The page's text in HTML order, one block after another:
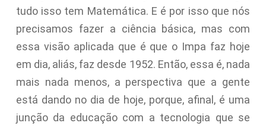
tudo isso tem Matemática. E é por isso que nós
precisamos fazer a ciência básica, mas com
essa visão aplicada que é que o Impa faz hoje
em dia, aliás, faz desde 1952. Então, essa é, nada
mais nada menos, a perspectiva que a gente
está dando no dia de hoje, porque, afinal, é uma
junção da educação com a tecnologia que se